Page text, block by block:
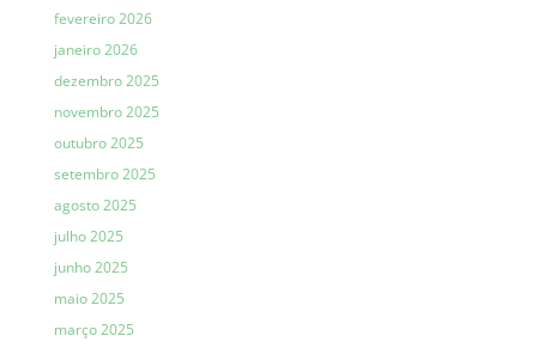
fevereiro 2026
janeiro 2026
dezembro 2025
novembro 2025
outubro 2025
setembro 2025
agosto 2025
julho 2025
junho 2025
maio 2025
março 2025